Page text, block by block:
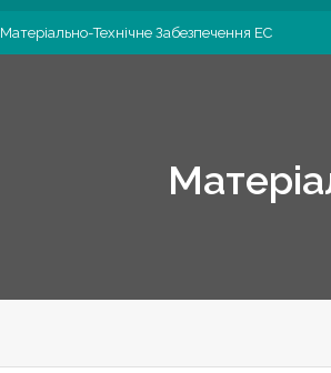
Матеріально-Технічне Забезпечення ЕС